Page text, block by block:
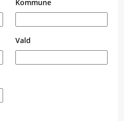
Kommune
Vald